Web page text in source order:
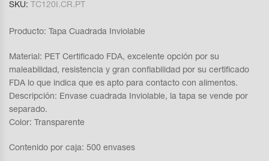
SKU: TC120I.CR.PT
Producto: Tapa Cuadrada Inviolable
Material: PET Certificado FDA, excelente opción por su
maleabilidad, resistencia y gran confiabilidad por su certificado
FDA lo que indica que es apto para contacto con alimentos.
Descripción: Envase cuadrada Inviolable, la tapa se vende por
separado.
Color: Transparente
Contenido por caja: 500 envases